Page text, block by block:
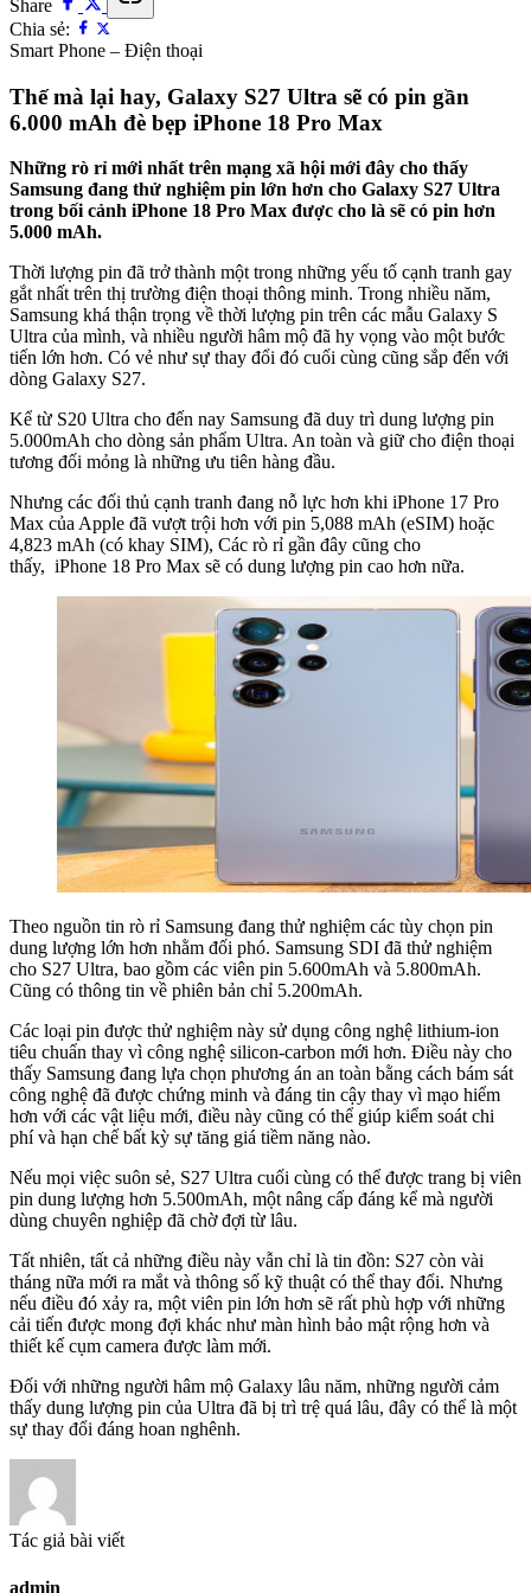
Share
Chia sẻ:
Smart Phone – Điện thoại
Thế mà lại hay, Galaxy S27 Ultra sẽ có pin gần
6.000 mAh đè bẹp iPhone 18 Pro Max
Những rò rỉ mới nhất trên mạng xã hội mới đây cho thấy
Samsung đang thử nghiệm pin lớn hơn cho Galaxy S27 Ultra
trong bối cảnh iPhone 18 Pro Max được cho là sẽ có pin hơn
5.000 mAh.
Thời lượng pin đã trở thành một trong những yếu tố cạnh tranh gay
gắt nhất trên thị trường điện thoại thông minh. Trong nhiều năm,
Samsung khá thận trọng về thời lượng pin trên các mẫu Galaxy S
Ultra của mình, và nhiều người hâm mộ đã hy vọng vào một bước
tiến lớn hơn. Có vẻ như sự thay đổi đó cuối cùng cũng sắp đến với
dòng Galaxy S27.
Kể từ S20 Ultra cho đến nay Samsung đã duy trì dung lượng pin
5.000mAh cho dòng sản phẩm Ultra. An toàn và giữ cho điện thoại
tương đối mỏng là những ưu tiên hàng đầu.
Nhưng các đối thủ cạnh tranh đang nỗ lực hơn khi iPhone 17 Pro
Max của Apple đã vượt trội hơn với pin 5,088 mAh (eSIM) hoặc
4,823 mAh (có khay SIM), Các rò rỉ gần đây cũng cho
thấy, iPhone 18 Pro Max sẽ có dung lượng pin cao hơn nữa.
Theo nguồn tin rò rỉ Samsung đang thử nghiệm các tùy chọn pin
dung lượng lớn hơn nhằm đối phó. Samsung SDI đã thử nghiệm
cho S27 Ultra, bao gồm các viên pin 5.600mAh và 5.800mAh.
Cũng có thông tin về phiên bản chỉ 5.200mAh.
Các loại pin được thử nghiệm này sử dụng công nghệ lithium-ion
tiêu chuẩn thay vì công nghệ silicon-carbon mới hơn. Điều này cho
thấy Samsung đang lựa chọn phương án an toàn bằng cách bám sát
công nghệ đã được chứng minh và đáng tin cậy thay vì mạo hiểm
hơn với các vật liệu mới, điều này cũng có thể giúp kiểm soát chi
phí và hạn chế bất kỳ sự tăng giá tiềm năng nào.
Nếu mọi việc suôn sẻ, S27 Ultra cuối cùng có thể được trang bị viên
pin dung lượng hơn 5.500mAh, một nâng cấp đáng kể mà người
dùng chuyên nghiệp đã chờ đợi từ lâu.
Tất nhiên, tất cả những điều này vẫn chỉ là tin đồn: S27 còn vài
tháng nữa mới ra mắt và thông số kỹ thuật có thể thay đổi. Nhưng
nếu điều đó xảy ra, một viên pin lớn hơn sẽ rất phù hợp với những
cải tiến được mong đợi khác như màn hình bảo mật rộng hơn và
thiết kế cụm camera được làm mới.
Đối với những người hâm mộ Galaxy lâu năm, những người cảm
thấy dung lượng pin của Ultra đã bị trì trệ quá lâu, đây có thể là một
sự thay đổi đáng hoan nghênh.
Tác giả bài viết
admin